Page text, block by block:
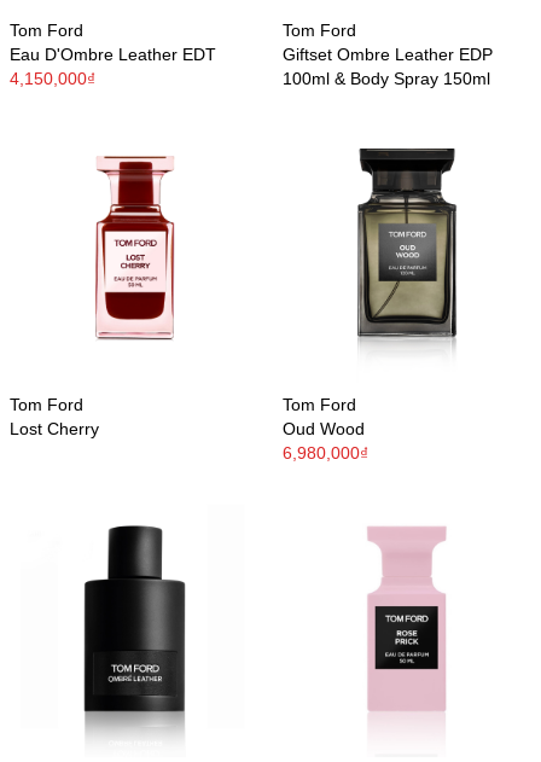
Tom Ford
Eau D'Ombre Leather EDT
4,150,000₫
Tom Ford
Giftset Ombre Leather EDP
100ml & Body Spray 150ml
Tom Ford
Lost Cherry
Tom Ford
Oud Wood
6,980,000₫